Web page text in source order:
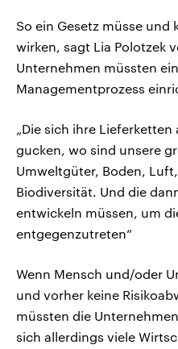
So ein Gesetz müsse und
wirken, sagt Lia Polotzek
Unternehmen müssten
Managementprozess
„Die sich ihre
gucken, wo sind unsere
Umweltgüter, Boden,
Biodiversität. Und die
entwickeln müssen, um
entgegenzutreten“
Wenn Mensch und/oder
und vorher keine
müssten die
sich allerdings viele